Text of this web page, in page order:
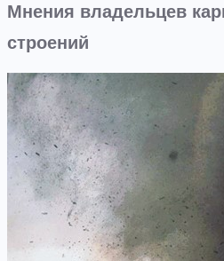
Мнения владельцев
строений